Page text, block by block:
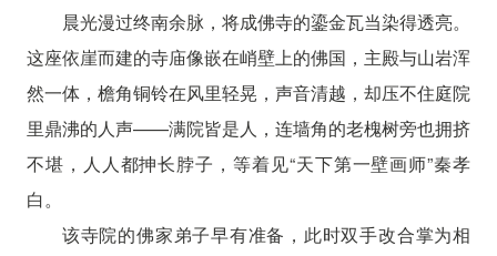
晨光漫过终南余脉，将成佛寺的鎏金瓦当染得透亮。
这座依崖而建的寺庙像嵌在峭壁上的佛国，主殿与山岩浑
然一体，檐角铜铃在风里轻晃，声音清越，却压不住庭院
里鼎沸的人声——满院皆是人，连墙角的老槐树旁也拥挤
不堪，人人都抻长脖子，等着见“天下第一壁画师”秦孝
白。
该寺院的佛家弟子早有准备，此时双手改合掌为相